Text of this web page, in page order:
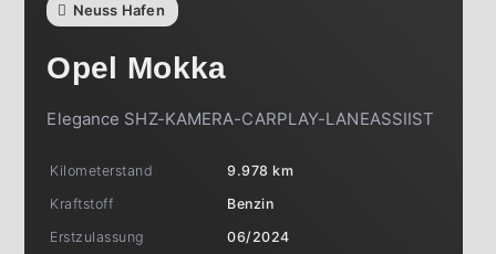
Neuss Hafen
Opel Mokka
Elegance SHZ-KAMERA-CARPLAY-LANEASSIIST
Kilometerstand
9.978 km
Kraftstoff
Benzin
Erstzulassung
06/2024